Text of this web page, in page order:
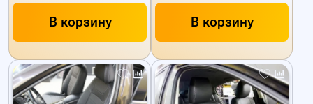
В корзину В корзину